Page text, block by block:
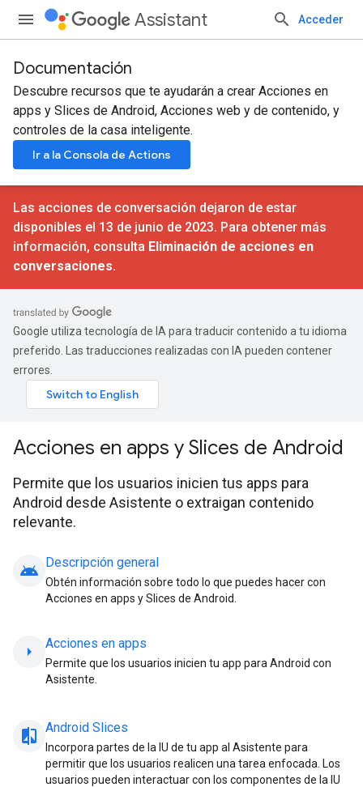
Assistant Acceder
Documentación
Descubre recursos que te ayudarán a crear Acciones en
apps y Slices de Android, Acciones web y de contenido, y
controles de la casa inteligente.
Ir a la Consola de Actions
Las acciones de conversación dejaron de estar
disponibles el 13 de junio de 2023. Para obtener más
información, consulta Eliminación de acciones en
conversaciones.
Google utiliza tecnología de IA para traducir contenido a tu idioma
preferido. Las traducciones realizadas con IA pueden contener
errores.
Acciones en apps y Slices de Android
Permite que los usuarios inicien tus apps para
Android desde Asistente o extraigan contenido
relevante.
android Descripción general
Obtén información sobre todo lo que puedes hacer con
Acciones en apps y Slices de Android.
arrow_right Acciones en apps
Permite que los usuarios inicien tu app para Android con
Asistente.
compare_arrow
Android Slices
Incorpora partes de la IU de tu app al Asistente para
permitir que los usuarios realicen una tarea enfocada. Los
usuarios pueden interactuar con los componentes de la IU